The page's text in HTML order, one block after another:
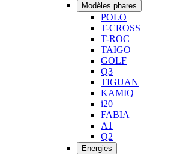
Modèles phares
POLO
T-CROSS
T-ROC
TAIGO
GOLF
Q3
TIGUAN
KAMIQ
i20
FABIA
A1
Q2
Energies